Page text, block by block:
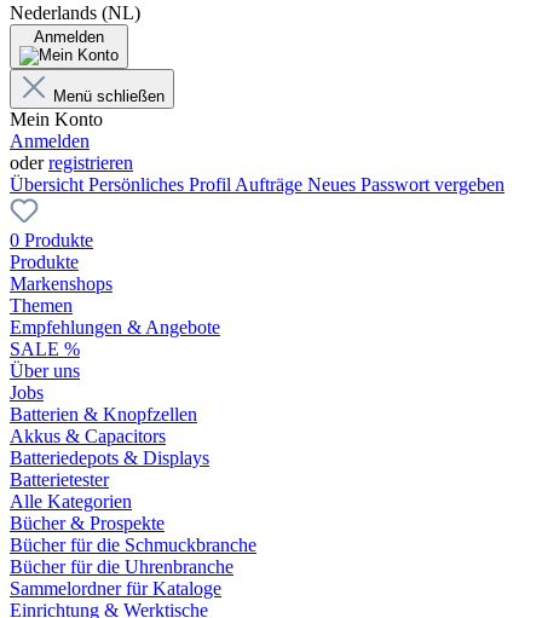
Nederlands (NL)
Anmelden
Menü schließen
Mein Konto
Anmelden
oderregistrieren
Übersicht Persönliches Profil Aufträge Neues Passwort vergeben
0 Produkte
Produkte
Markenshops
Themen
Empfehlungen & Angebote
SALE %
Über uns
Jobs
Batterien & Knopfzellen
Akkus & Capacitors
Batteriedepots & Displays
Batterietester
Alle Kategorien
Bücher & Prospekte
Bücher für die Schmuckbranche
Bücher für die Uhrenbranche
Sammelordner für Kataloge
Einrichtung & Werktische